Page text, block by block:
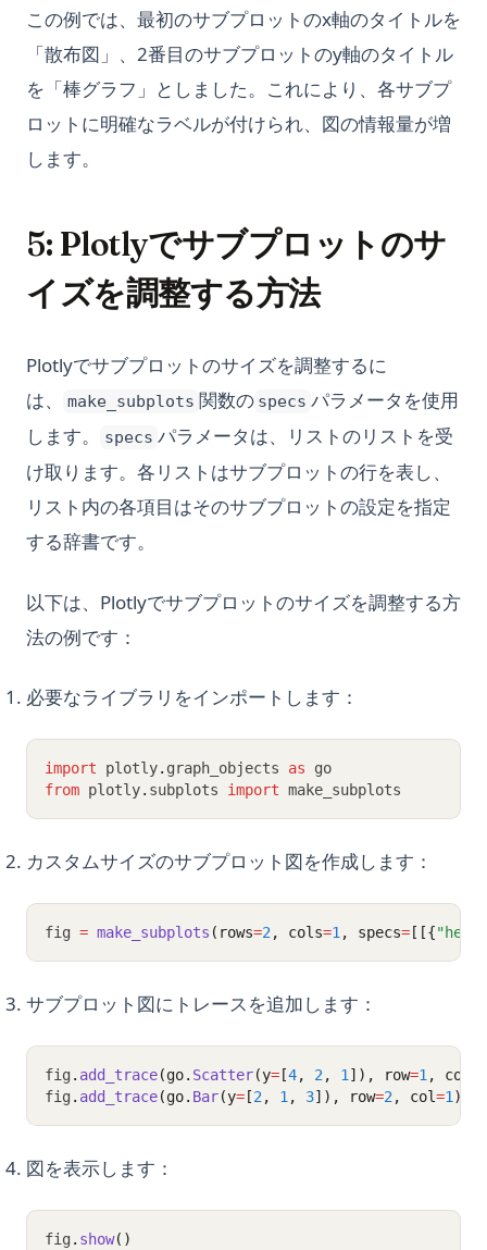
この例では、最初のサブプロットのx軸のタイトルを
「散布図」、2番目のサブプロットのy軸のタイトル
を「棒グラフ」としました。これにより、各サブプ
ロットに明確なラベルが付けられ、図の情報量が増
します。
5: Plotlyでサブプロットのサ
イズを調整する方法
Plotlyでサブプロットのサイズを調整するに
は、
make_subplots 関数の specs パラメータを使用
します。
specs パラメータは、リストのリストを受
け取ります。各リストはサブプロットの行を表し、
リスト内の各項目はそのサブプロットの設定を指定
する辞書です。
以下は、Plotlyでサブプロットのサイズを調整する方
法の例です：
必要なライブラリをインポートします：
import plotly. graph_objects as go
from plotly. subplots import make_subplots
カスタムサイズのサブプロット図を作成します：
fig = make_subplots (rows=2 , cols=1 , specs= [[{
サブプロット図にトレースを追加します：
fig . add_trace(go. Scatter(y= [4, 2 , 1 ]), row=1 , col
fig . add_trace(go. Bar(y= [2 , 1 , 3]), row=2 , col=1 )
図を表示します：
fig . show()